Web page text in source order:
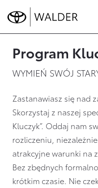
content
Toyota
Odkryj
wszystkie
promocje
Toyoty
Szukasz oficjalnego
Gliwic, Zabrza lub
ul.Knurowska 8, Zabrze
Program
WYMIEŃ SWÓJ
Zastanawiasz się nad
Skorzystaj z naszej
Kluczyk”. Oddaj nam
rozliczeniu,
atrakcyjne warunki na
Bez zbędnych
krótkim czasie. Nie